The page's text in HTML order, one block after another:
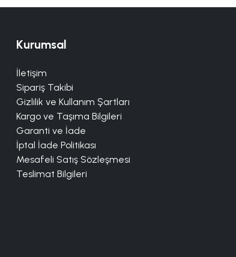
Kurumsal
İletişim
Sipariş Takibi
Gizlilik ve Kullanım Şartları
Kargo ve Taşıma Bilgileri
Garanti ve İade
İptal İade Politikası
Mesafeli Satış Sözleşmesi
Teslimat Bilgileri